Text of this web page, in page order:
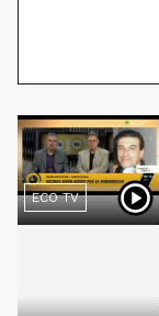
ECO TV
LA CIUDAD